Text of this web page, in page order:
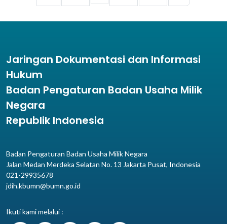
Jaringan Dokumentasi dan Informasi
Hukum
Badan Pengaturan Badan Usaha Milik
Negara
Republik Indonesia
Badan Pengaturan Badan Usaha Milik Negara
Jalan Medan Merdeka Selatan No. 13 Jakarta Pusat, Indonesia
021-29935678
jdih.kbumn@bumn.go.id
Ikuti kami melalui :